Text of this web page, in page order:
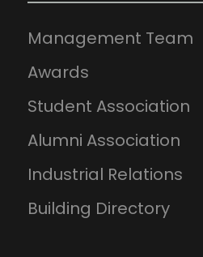
Management Team
Awards
Student Association
Alumni Association
Industrial Relations
Building Directory